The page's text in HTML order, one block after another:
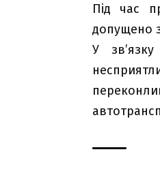
Під час
допущено
У